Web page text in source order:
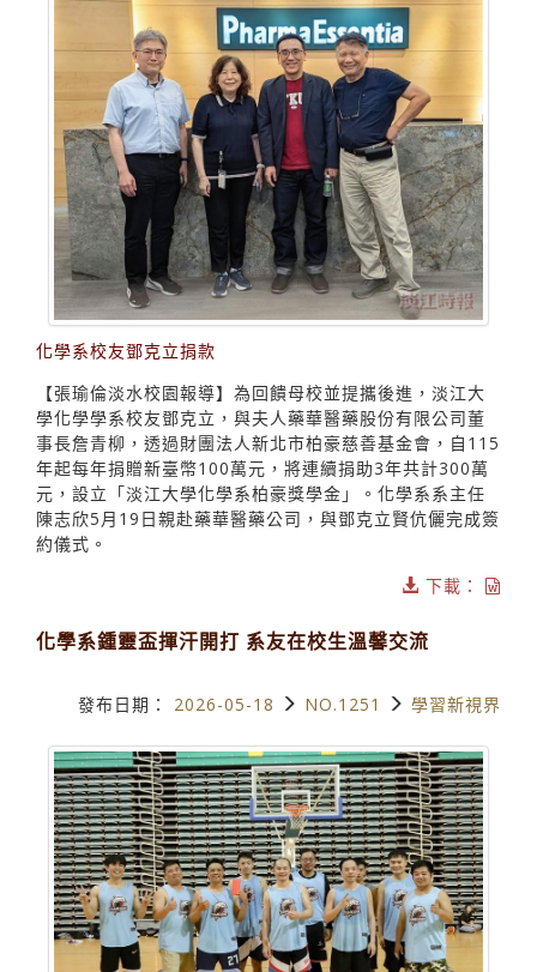
化學系校友鄧克立捐款
【張瑜倫淡水校園報導】為回饋母校並提攜後進，淡江大
學化學學系校友鄧克立，與夫人藥華醫藥股份有限公司董
事長詹青柳，透過財團法人新北市柏豪慈善基金會，自115
年起每年捐贈新臺幣100萬元，將連續捐助3年共計300萬
元，設立「淡江大學化學系柏豪獎學金」。化學系系主任
陳志欣5月19日親赴藥華醫藥公司，與鄧克立賢伉儷完成簽
約儀式。
下載：
化學系鍾靈盃揮汗開打 系友在校生溫馨交流
發布日期： 2026-05-18 NO.1251 學習新視界